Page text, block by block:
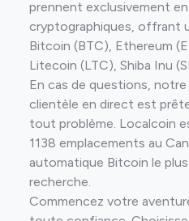
prennent exclusivement
cryptographiques, offrant
Bitcoin (BTC), Ethereum
Litecoin (LTC), Shiba Inu
En cas de questions, notre
clientèle en direct est
tout problème. Localcoin
1138 emplacements au
automatique Bitcoin le
recherche.
Commencez votre